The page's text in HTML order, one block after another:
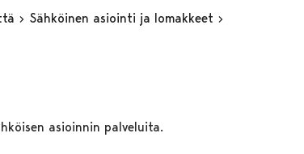
Sähköinen asiointi ja lomakkeet
asioinnin palveluita.